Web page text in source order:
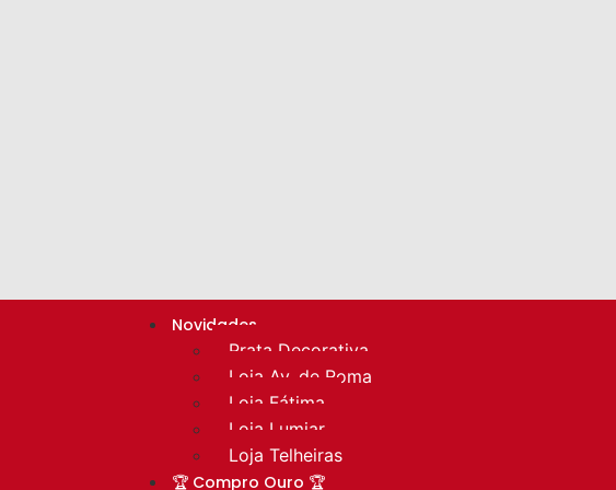
Novidades
Prata Decorativa
Loja Av. de Roma
Loja Fátima
Loja Lumiar
Loja Telheiras
🏆 Compro Ouro 🏆